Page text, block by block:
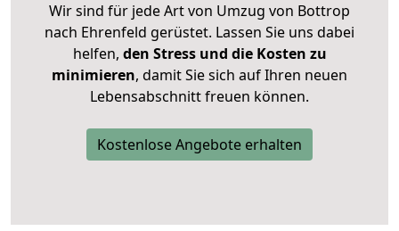
Wir sind für jede Art von Umzug von Bottrop
nach Ehrenfeld gerüstet. Lassen Sie uns dabei
helfen, den Stress und die Kosten zu
minimieren, damit Sie sich auf Ihren neuen
Lebensabschnitt freuen können.
Kostenlose Angebote erhalten